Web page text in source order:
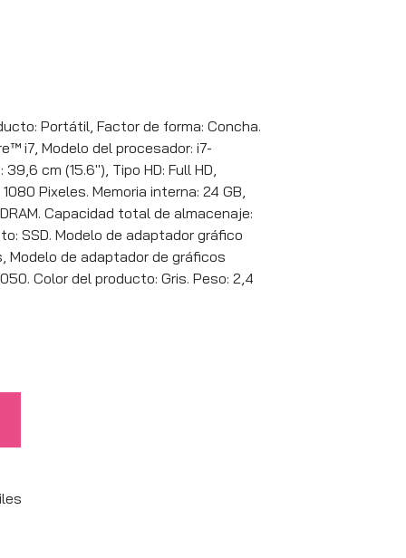
Portátil, Factor de forma: Concha.
i7, Modelo del procesador: i7-
cm (15.6″), Tipo HD: Full HD,
Pixeles. Memoria interna: 24 GB,
Capacidad total de almacenaje:
SSD. Modelo de adaptador gráfico
Modelo de adaptador de gráficos
Color del producto: Gris. Peso: 2,4